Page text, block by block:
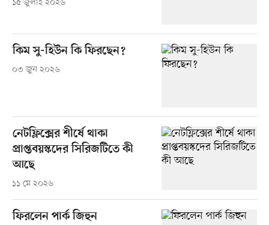
১৫ জুলাই ২০২৬
কিম সু-হিউন কি ফিরছেন?
০৩ জুন ২০২৬
নেটফ্লিক্সের শীর্ষে থাকা
প্রাপ্তবয়স্কদের সিরিজটিতে কী
আছে
১১ মে ২০২৬
ফিরলেন পার্ক জিহুন